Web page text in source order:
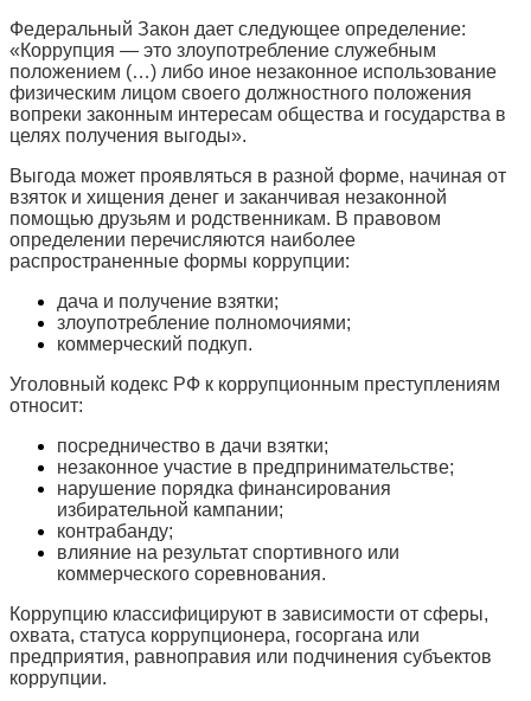
Федеральный Закон дает следующее определение:
«Коррупция — это злоупотребление служебным
положением (…) либо иное незаконное использование
физическим лицом своего должностного положения
вопреки законным интересам общества и государства в
целях получения выгоды».
Выгода может проявляться в разной форме, начиная от
взяток и хищения денег и заканчивая незаконной
помощью друзьям и родственникам. В правовом
определении перечисляются наиболее
распространенные формы коррупции:
дача и получение взятки;
злоупотребление полномочиями;
коммерческий подкуп.
Уголовный кодекс РФ к коррупционным преступлениям
относит:
посредничество в дачи взятки;
незаконное участие в предпринимательстве;
нарушение порядка финансирования
избирательной кампании;
контрабанду;
влияние на результат спортивного или
коммерческого соревнования.
Коррупцию классифицируют в зависимости от сферы,
охвата, статуса коррупционера, госоргана или
предприятия, равноправия или подчинения субъектов
коррупции.